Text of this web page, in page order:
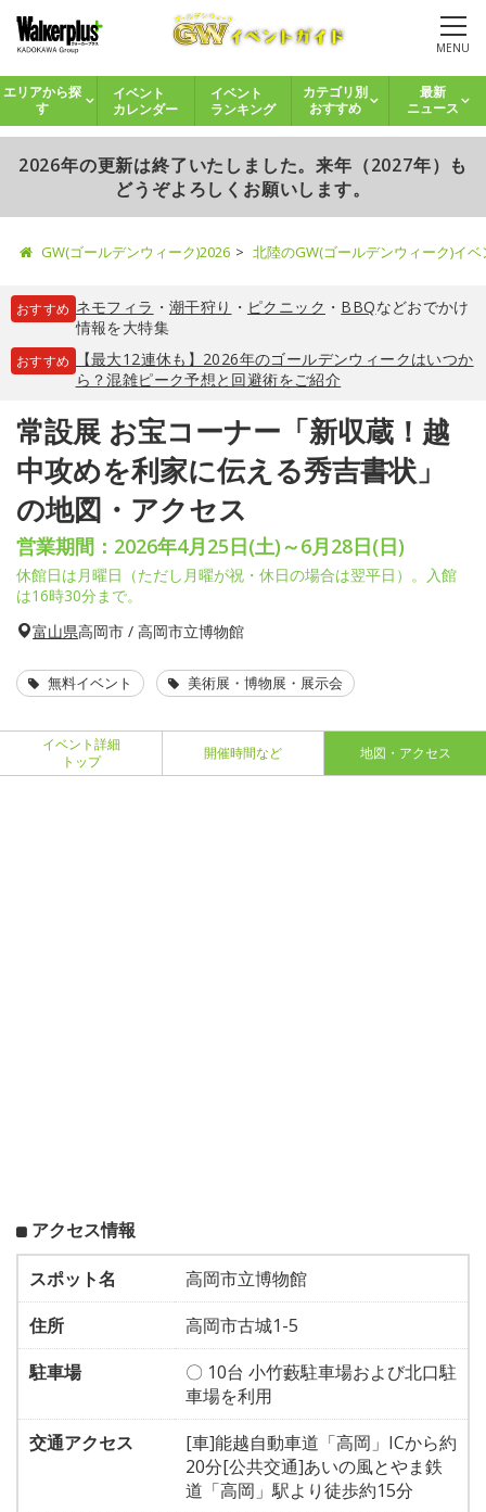
MENU
エリアから探
す
イベント
カレンダー
イベント
ランキング
カテゴリ別
おすすめ
最新
ニュース
2026年の更新は終了いたしました。来年（2027年）も
どうぞよろしくお願いします。
GW(ゴールデンウィーク)2026 北陸のGW(ゴールデンウィーク)イ
おすすめ ネモフィラ ・ 潮干狩り ・ ピクニック ・ BBQなどおでかけ
情報を大特集
おすすめ
【最大12連休も】2026年のゴールデンウィークはいつか
ら？混雑ピーク予想と回避術をご紹介
常設展 お宝コーナー「新収蔵！越
中攻めを利家に伝える秀吉書状」
の地図・アクセス
営業期間：2026年4月25日(土)～6月28日(日)
休館日は月曜日（ただし月曜が祝・休日の場合は翌平日）。入館
は16時30分まで。
富山県高岡市 / 高岡市立博物館
無料イベント 美術展・博物展・展示会
イベント詳細
トップ
開催時間など 地図・アクセス
アクセス情報
スポット名
高岡市立博物館
住所
高岡市古城1-5
駐車場
〇 10台 小竹藪駐車場および北口駐
車場を利用
交通アクセス
[車]能越自動車道「高岡」ICから約
20分[公共交通]あいの風とやま鉄
道「高岡」駅より徒歩約15分